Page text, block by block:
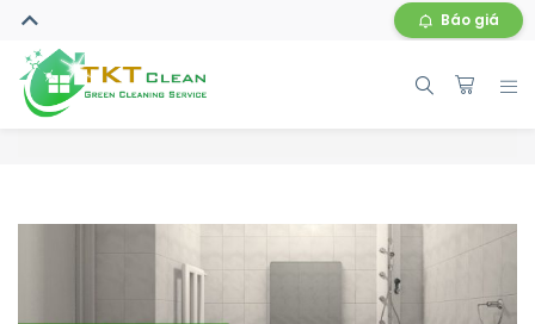
Báo giá